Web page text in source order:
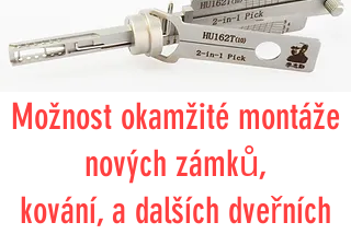
Možnost okamžité montáže
nových zámků,
kování, a dalších dveřních